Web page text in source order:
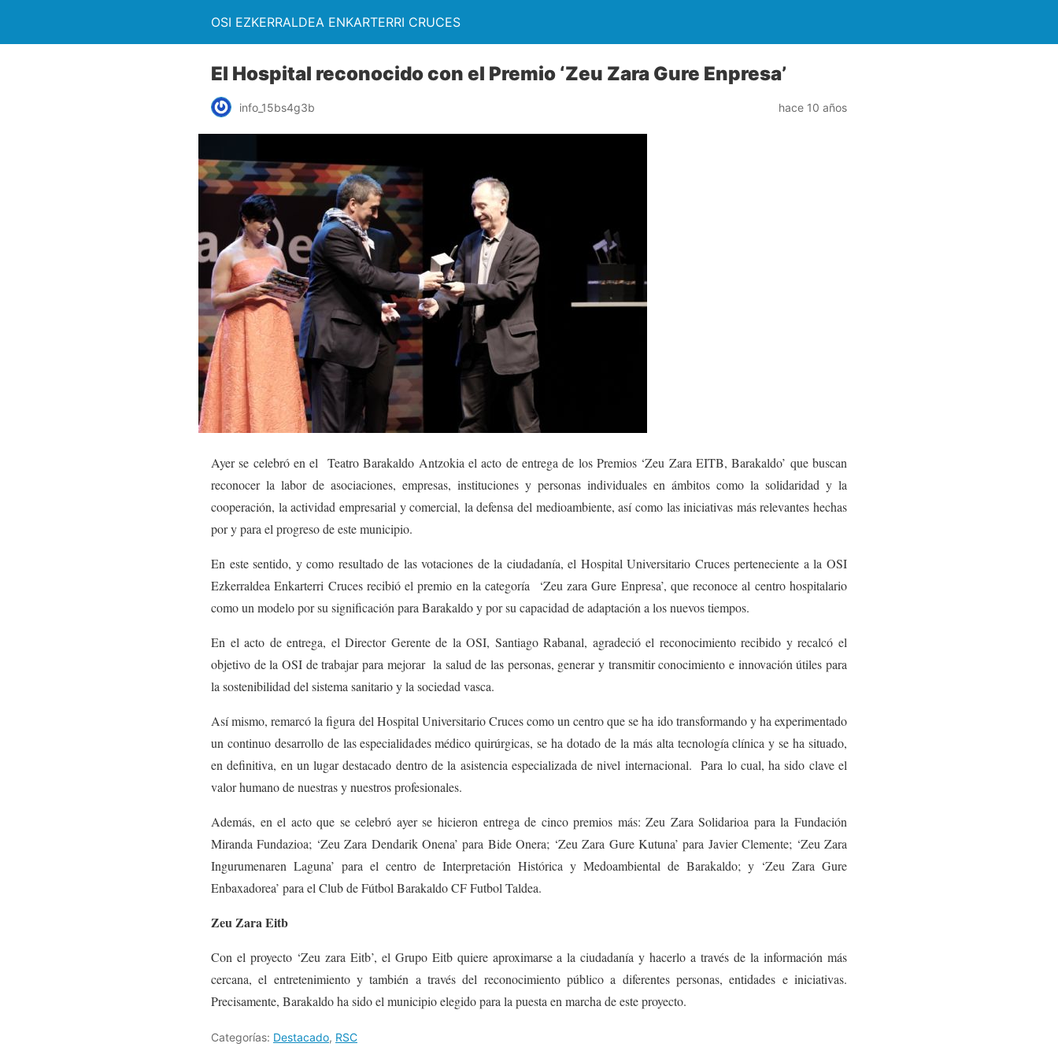
OSI EZKERRALDEA ENKARTERRI CRUCES
El Hospital reconocido con el Premio ‘Zeu Zara Gure Enpresa’
info_15bs4g3b hace 10 años
Ayer se celebró en el Teatro Barakaldo Antzokia el acto de entrega de los Premios ‘Zeu Zara EITB, Barakaldo’ que buscan
reconocer la labor de asociaciones, empresas, instituciones y personas individuales en ámbitos como la solidaridad y la
cooperación, la actividad empresarial y comercial, la defensa del medioambiente, así como las iniciativas más relevantes hechas
por y para el progreso de este municipio.
En este sentido, y como resultado de las votaciones de la ciudadanía, el Hospital Universitario Cruces perteneciente a la OSI
Ezkerraldea Enkarterri Cruces recibió el premio en la categoría ‘Zeu zara Gure Enpresa’, que reconoce al centro hospitalario
como un modelo por su significación para Barakaldo y por su capacidad de adaptación a los nuevos tiempos.
En el acto de entrega, el Director Gerente de la OSI, Santiago Rabanal, agradeció el reconocimiento recibido y recalcó el
objetivo de la OSI de trabajar para mejorar la salud de las personas, generar y transmitir conocimiento e innovación útiles para
la sostenibilidad del sistema sanitario y la sociedad vasca.
Así mismo, remarcó la figura del Hospital Universitario Cruces como un centro que se ha ido transformando y ha experimentado
un continuo desarrollo de las especialidades médico quirúrgicas, se ha dotado de la más alta tecnología clínica y se ha situado,
en definitiva, en un lugar destacado dentro de la asistencia especializada de nivel internacional. Para lo cual, ha sido clave el
valor humano de nuestras y nuestros profesionales.
Además, en el acto que se celebró ayer se hicieron entrega de cinco premios más: Zeu Zara Solidarioa para la Fundación
Miranda Fundazioa; ‘Zeu Zara Dendarik Onena’ para Bide Onera; ‘Zeu Zara Gure Kutuna’ para Javier Clemente; ‘Zeu Zara
Ingurumenaren Laguna’ para el centro de Interpretación Histórica y Medoambiental de Barakaldo; y ‘Zeu Zara Gure
Enbaxadorea’ para el Club de Fútbol Barakaldo CF Futbol Taldea.
Zeu Zara Eitb
Con el proyecto ‘Zeu zara Eitb’, el Grupo Eitb quiere aproximarse a la ciudadanía y hacerlo a través de la información más
cercana, el entretenimiento y también a través del reconocimiento público a diferentes personas, entidades e iniciativas.
Precisamente, Barakaldo ha sido el municipio elegido para la puesta en marcha de este proyecto.
Categorías: Destacado, RSC